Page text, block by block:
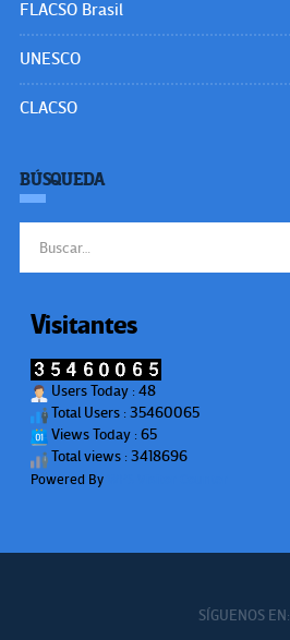
FLACSO Brasil
UNESCO
CLACSO
BÚSQUEDA
Visitantes
Users Today : 48
Total Users : 35460065
Views Today : 65
Total views : 3418696
Powered By
SÍGUENOS EN: